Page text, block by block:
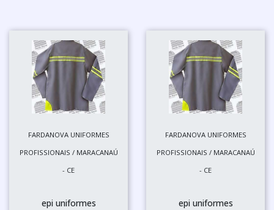
FARDANOVA UNIFORMES
PROFISSIONAIS / MARACANAÚ
- CE
epi uniformes
FARDANOVA UNIFORMES
PROFISSIONAIS / MARACANAÚ
- CE
epi uniformes